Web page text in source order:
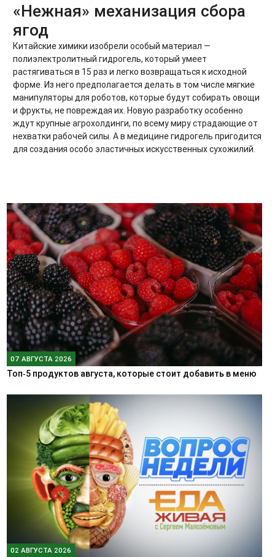
«Нежная» механизация сбора
ягод
Китайские химики изобрели особый материал —
полиэлектролитный гидрогель, который умеет
растягиваться в 15 раз и легко возвращаться к исходной
форме. Из него предполагается делать в том числе мягкие
манипуляторы для роботов, которые будут собирать овощи
и фрукты, не повреждая их. Новую разработку особенно
ждут крупные агрохолдинги, по всему миру страдающие от
нехватки рабочей силы. А в медицине гидрогель пригодится
для создания особо эластичных искусственных сухожилий.
07 АВГУСТА 2026
Топ‑5 продуктов августа, которые стоит добавить в меню
02 АВГУСТА 2026